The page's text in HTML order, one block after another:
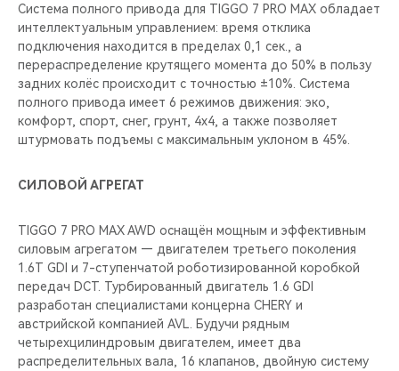
Система полного привода для TIGGO 7 PRO MAX обладает
интеллектуальным управлением: время отклика
подключения находится в пределах 0,1 сек., а
перераспределение крутящего момента до 50% в пользу
задних колёс происходит с точностью ±10%. Система
полного привода имеет 6 режимов движения: эко,
комфорт, спорт, снег, грунт, 4x4, а также позволяет
штурмовать подъемы с максимальным уклоном в 45%.
СИЛОВОЙ АГРЕГАТ
TIGGO 7 PRO MAX AWD оснащён мощным и эффективным
силовым агрегатом — двигателем третьего поколения
1.6T GDI и 7-ступенчатой роботизированной коробкой
передач DCT. Турбированный двигатель 1.6 GDI
разработан специалистами концерна CHERY и
австрийской компанией AVL. Будучи рядным
четырехцилиндровым двигателем, имеет два
распределительных вала, 16 клапанов, двойную систему